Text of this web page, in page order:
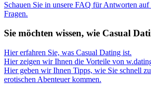
Schauen Sie in unsere FAQ für Antworten auf
Fragen.
Sie möchten wissen, wie Casual
Hier erfahren Sie, was Casual Dating ist.
Hier zeigen wir Ihnen die Vorteile von
Hier geben wir Ihnen Tipps, wie Sie schnell
erotischen Abenteuer kommen.